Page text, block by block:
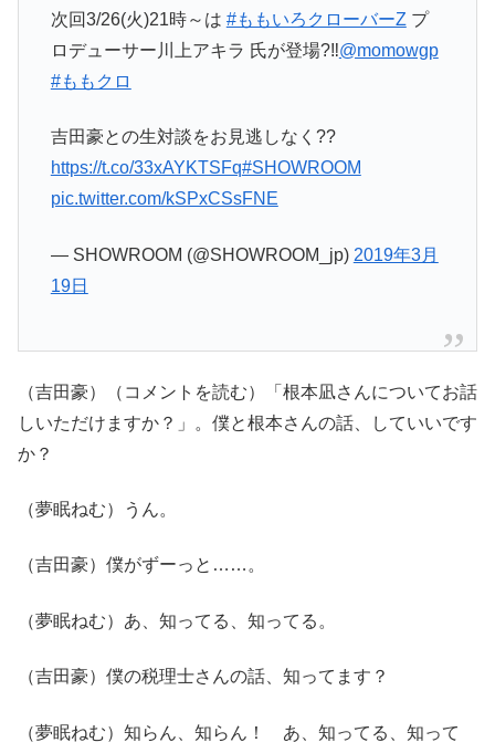
次回3/26(火)21時～は #ももいろクローバーZ プ
ロデューサー川上アキラ 氏が登場?‼️@momowgp
#ももクロ
吉田豪との生対談をお見逃しなく??
https://t.co/33xAYKTSFq#SHOWROOM
pic.twitter.com/kSPxCSsFNE
— SHOWROOM (@SHOWROOM_jp) 2019年3月
19日
（吉田豪）（コメントを読む）「根本凪さんについてお話
しいただけますか？」。僕と根本さんの話、していいです
か？
（夢眠ねむ）うん。
（吉田豪）僕がずーっと……。
（夢眠ねむ）あ、知ってる、知ってる。
（吉田豪）僕の税理士さんの話、知ってます？
（夢眠ねむ）知らん、知らん！ あ、知ってる、知って